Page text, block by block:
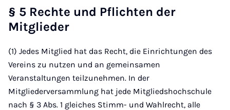
§ 5 Rechte und Pflichten der
Mitglieder
(1) Jedes Mitglied hat das Recht, die Einrichtungen des
Vereins zu nutzen und an gemeinsamen
Veranstaltungen teilzunehmen. In der
Mitgliederversammlung hat jede Mitgliedshochschule
nach § 3 Abs. 1 gleiches Stimm- und Wahlrecht, alle